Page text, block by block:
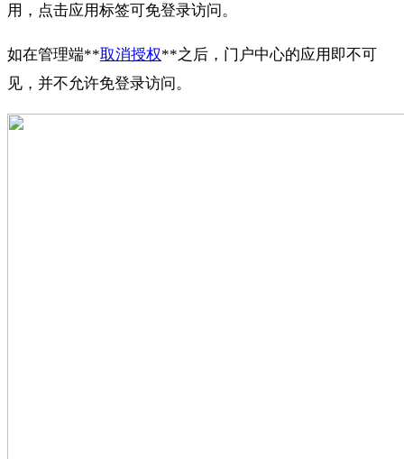
用，点击应用标签可免登录访问。
如在管理端**取消授权**之后，门户中心的应用即不可
见，并不允许免登录访问。